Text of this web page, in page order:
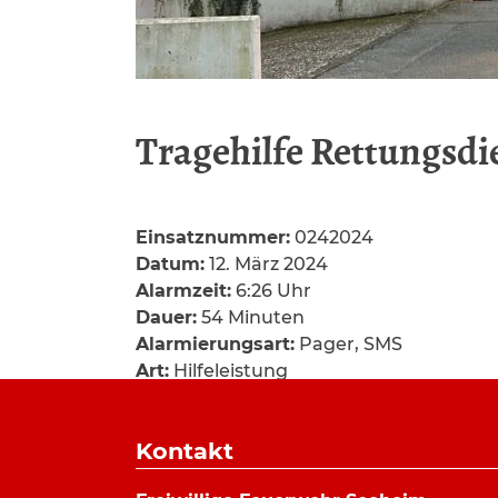
Tragehilfe
Einsatznummer: 0242024
Datum: 12. März 2024
Alarmzeit: 6:26 Uhr
Dauer: 54 Minuten
Alarmierungsart: Pager, SMS
Art: Hilfeleistung
Fahrzeuge:
Kontakt